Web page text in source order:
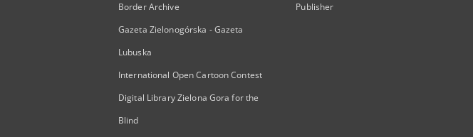
Border Archive
Gazeta Zielonogórska - Gazeta
Lubuska
International Open Cartoon Contest
Digital Library Zielona Gora for the
Blind
Publisher